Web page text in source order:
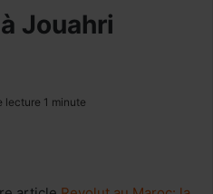
Jouahri
lecture 1 minute